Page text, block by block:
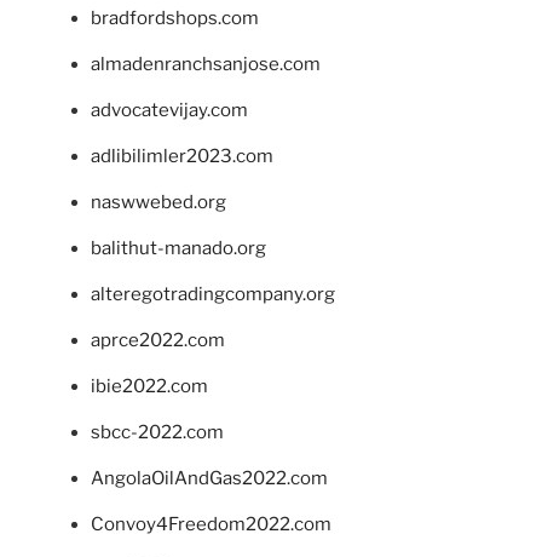
bradfordshops.com
almadenranchsanjose.com
advocatevijay.com
adlibilimler2023.com
naswwebed.org
balithut-manado.org
alteregotradingcompany.org
aprce2022.com
ibie2022.com
sbcc-2022.com
AngolaOilAndGas2022.com
Convoy4Freedom2022.com